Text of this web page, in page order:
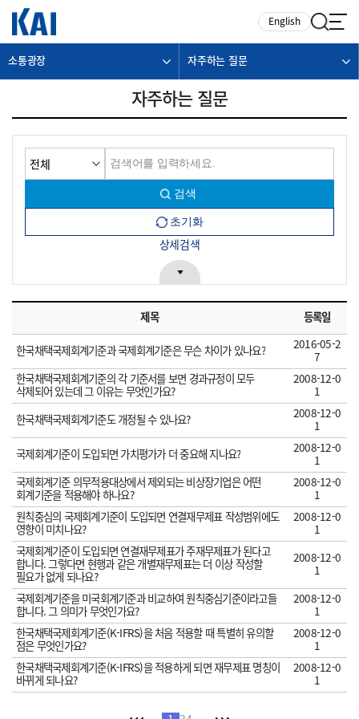
English
소통광장 자주하는 질문
자주하는 질문
상세검색
제목 등록일
한국채택국제회계기준과 국제회계기준은 무슨 차이가 있나요?
2016-05-2
7
한국채택국제회계기준의 각 기준서를 보면 경과규정이 모두
삭제되어 있는데 그 이유는 무엇인가요?
2008-12-0
1
한국채택국제회계기준도 개정될 수 있나요?
2008-12-0
1
국제회계기준이 도입되면 가치평가가 더 중요해 지나요?
2008-12-0
1
국제회계기준 의무적용대상에서 제외되는 비상장기업은 어떤
회계기준을 적용해야 하나요?
2008-12-0
1
원칙중심의 국제회계기준이 도입되면 연결재무제표 작성범위에도
영향이 미치나요?
2008-12-0
1
국제회계기준이 도입되면 연결재무제표가 주재무제표가 된다고
합니다. 그렇다면 현행과 같은 개별재무제표는 더 이상 작성할
필요가 없게 되나요?
2008-12-0
1
국제회계기준을 미국회계기준과 비교하여 원칙중심기준이라고들
합니다. 그 의미가 무엇인가요?
2008-12-0
1
한국채택국제회계기준(K-IFRS)을 처음 적용할 때 특별히 유의할
점은 무엇인가요?
2008-12-0
1
한국채택국제회계기준(K-IFRS)을 적용하게 되면 재무제표 명칭이
바뀌게 되나요?
2008-12-0
1